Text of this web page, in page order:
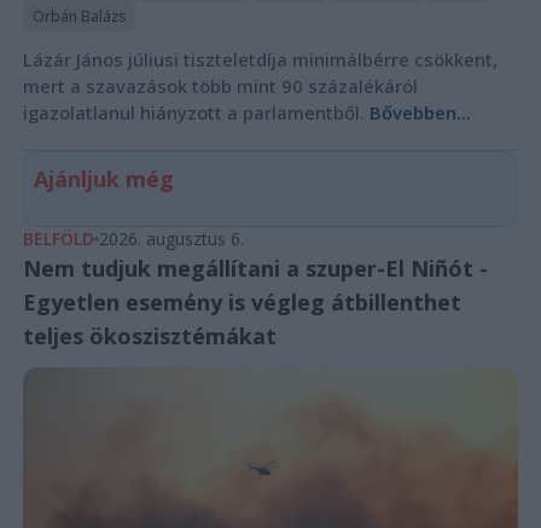
Orbán Balázs
Lázár János júliusi tiszteletdíja minimálbérre csökkent,
mert a szavazások több mint 90 százalékáról
igazolatlanul hiányzott a parlamentből. Bővebben...
Ajánljuk még
BELFÖLD 2026. augusztus 6.
Nem tudjuk megállítani a szuper-El Niñót -
Egyetlen esemény is végleg átbillenthet
teljes ökoszisztémákat